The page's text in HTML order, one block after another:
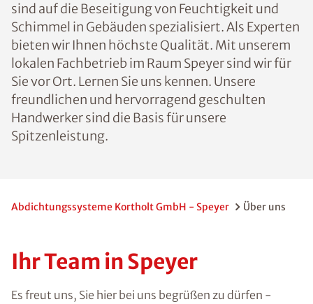
sind auf die Beseitigung von Feuchtigkeit und
Schimmel in Gebäuden spezialisiert. Als Experten
bieten wir Ihnen höchste Qualität. Mit unserem
lokalen Fachbetrieb im Raum Speyer sind wir für
Sie vor Ort. Lernen Sie uns kennen. Unsere
freundlichen und hervorragend geschulten
Handwerker sind die Basis für unsere
Spitzenleistung.
Abdichtungssysteme Kortholt GmbH - Speyer Über uns
Ihr Team in Speyer
Es freut uns, Sie hier bei uns begrüßen zu dürfen -